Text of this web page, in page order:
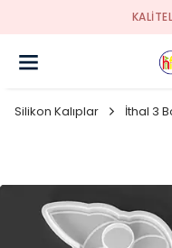
Silikon Kalıplar İthal 3